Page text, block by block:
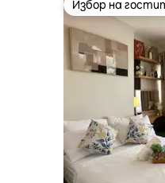
Избор на
Избор на